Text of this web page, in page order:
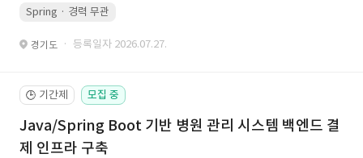
Spring · 경력 무관
경기도 · 등록일자 2026.07.27.
🕒 기간제 모집 중
Java/Spring Boot 기반 병원 관리 시스템 백엔드 결
제 인프라 구축